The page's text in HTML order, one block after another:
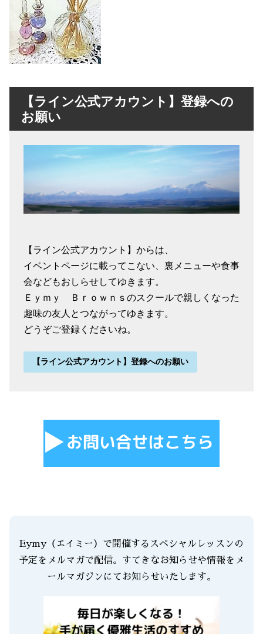
【ライン公式アカウント】登録への
お願い
【ライン公式アカウント】からは、
イベントページに載ってこない、裏メニューや食事
会などもおしらせしてゆきます。
Ｅｙｍｙ Ｂｒｏｗｎｓのスクールで親しくなった
趣味の友人とつながってゆきます。
どうぞご登録くださいね。
【ライン公式アカウント】登録へのお願い
Eymy（エイミー）で開催するスペシャルレッスンの
予定をメルマガで配信。すてきなお知らせや情報をメ
ールマガジンにてお知らせいたします。